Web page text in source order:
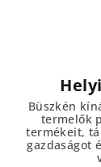
Büszkén
termelők
termékeit,
gazdaságot